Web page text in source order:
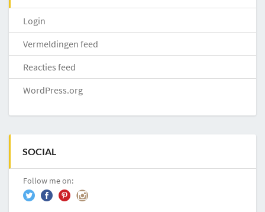
Login
Vermeldingen feed
Reacties feed
WordPress.org
SOCIAL
Follow me on: